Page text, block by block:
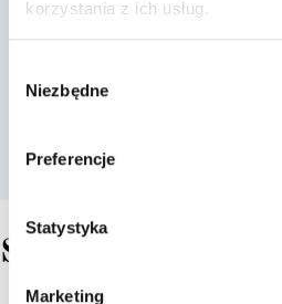
korzystania z ich usług.
zgody
Niezbędne
Preferencje
Statystyka
Marketing
Co zawiera nasz
1 x Praliny piernikowe 12
Bukowina
22x18 cm
Szczegóły